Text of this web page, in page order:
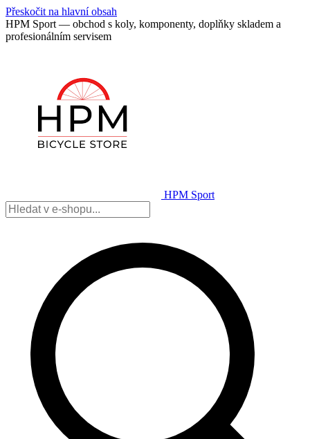
Přeskočit na hlavní obsah
HPM Sport — obchod s koly, komponenty, doplňky skladem a
profesionálním servisem
HPM Sport